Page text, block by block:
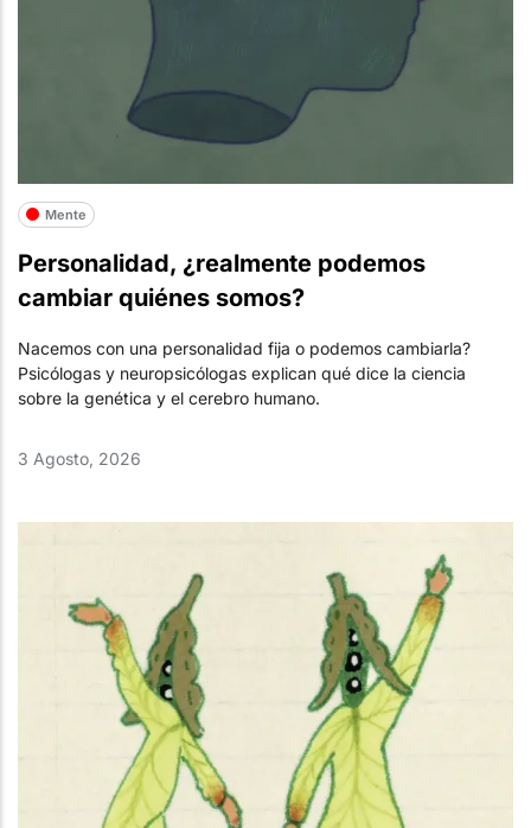
Mente
Personalidad, ¿realmente podemos
cambiar quiénes somos?
Nacemos con una personalidad fija o podemos cambiarla?
Psicólogas y neuropsicólogas explican qué dice la ciencia
sobre la genética y el cerebro humano.
3 Agosto, 2026